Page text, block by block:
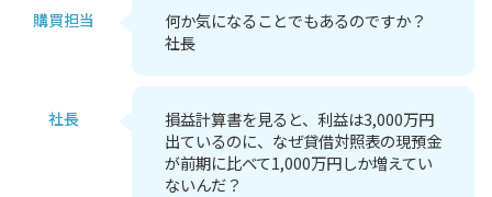
購買担当
何か気になることでもあるのですか？
社長
社長
損益計算書を見ると、利益は3,000万円
出ているのに、なぜ貸借対照表の現預金
が前期に比べて1,000万円しか増えてい
ないんだ？